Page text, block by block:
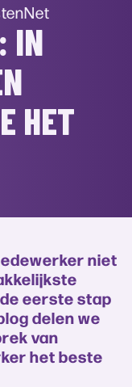
IN
HET
niet
eerste stap
delen we
van
het beste